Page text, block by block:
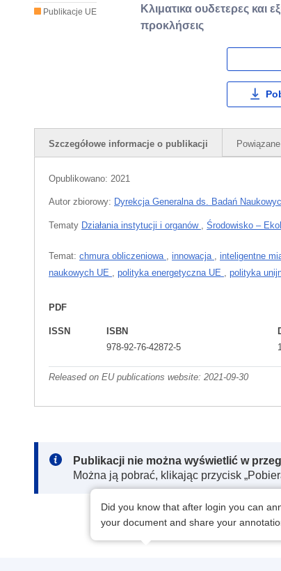
Publikacje UE
Κλιματικα ουδετερες και
προκλήσεις
Szczegółowe informacje o publikacji
Opublikowano: 2021
Autor zbiorowy: Dyrekcja Generalna ds. Badań
Tematy Działania instytucji i organów Środowisko –
Temat: chmura obliczeniowa innowacja inteligentne
naukowych UE
polityka energetyczna UE polityka
PDF
ISSN
ISBN
978-92-76-42872-5
Released on EU publications website: 2021-09-30
Note:
Publikacji nie można wyświetlić w
Można ją pobrać, klikając przycisk
Did you know that after login you can
your document and share your